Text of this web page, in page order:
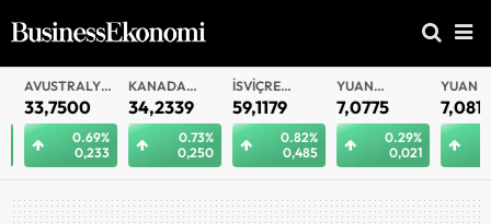
AVUSTRALYA
DOLARI
33,7500
0.69%
0,233
KANADA
DOLARI
34,2339
0.73%
0,250
İSVIÇRE
FRANKI
59,1179
0.82%
0,485
YUAN
OFFSHORE
7,0775
0.29%
0,021
YUAN
7,0812